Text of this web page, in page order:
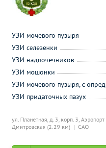
ул. Планетная, д. 3, корп. 3,
Дмитровская (2.29 км)
САО
УЗИ мочевого пузыря
УЗИ селезенки
УЗИ надпочечников
УЗИ мошонки
УЗИ мочевого пузыря, с
УЗИ придаточных пазух